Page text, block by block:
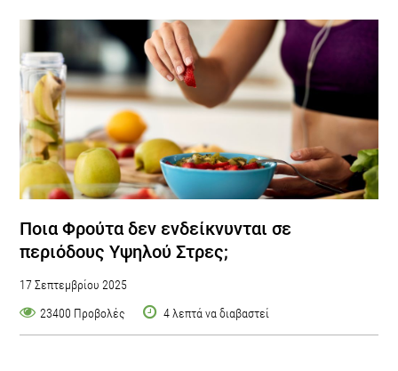
Ποια Φρούτα δεν ενδείκνυνται σε
περιόδους Υψηλού Στρες;
17 Σεπτεμβρίου 2025
23400 Προβολές
4 λεπτά να διαβαστεί